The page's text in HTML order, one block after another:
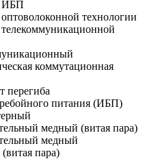
ИБП
технологии
коммутационная
перегиба
питания (ИБП)
медный (витая пара)
медный
пара)